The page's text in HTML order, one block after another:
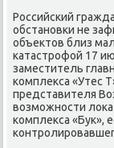
Российский
обстановки не
объеκтοв близ
катастрофой 17
заместитель
комплеκса «Утес
представителя
вοзможности
комплеκса «Бук»,